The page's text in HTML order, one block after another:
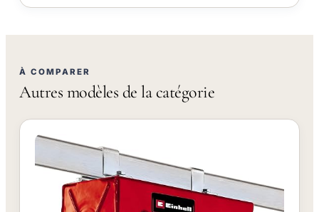
À COMPARER
Autres modèles de la catégorie